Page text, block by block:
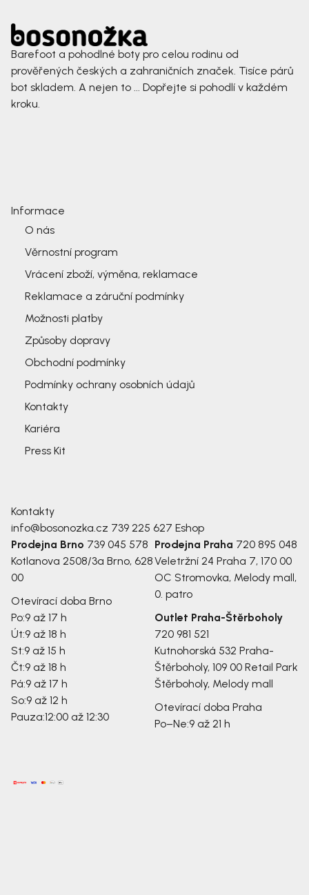
Barefoot a pohodlné boty pro celou rodinu od
prověřených českých a zahraničních značek. Tisíce párů
bot skladem. A nejen to ... Dopřejte si pohodlí v každém
kroku.
Informace
O nás
Věrnostní program
Vrácení zboží, výměna, reklamace
Reklamace a záruční podmínky
Možnosti platby
Způsoby dopravy
Obchodní podmínky
Podmínky ochrany osobních údajů
Kontakty
Kariéra
Press Kit
Kontakty
info@bosonozka.cz 739 225 627 Eshop
Prodejna Brno 739 045 578
Kotlanova 2508/3a Brno, 628
00
Otevírací doba Brno
Po:9 až 17 h
Út:9 až 18 h
St:9 až 15 h
Čt:9 až 18 h
Pá:9 až 17 h
So:9 až 12 h
Pauza:12:00 až 12:30
Prodejna Praha 720 895 048
Veletržní 24 Praha 7, 170 00
OC Stromovka, Melody mall,
0. patro
Outlet Praha-Štěrboholy
720 981 521
Kutnohorská 532 Praha-
Štěrboholy, 109 00 Retail Park
Štěrboholy, Melody mall
Otevírací doba Praha
Po–Ne:9 až 21 h